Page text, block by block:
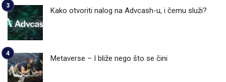
Kako otvoriti nalog na Advcash-u, i čemu služi?
Metaverse – I bliže nego što se čini